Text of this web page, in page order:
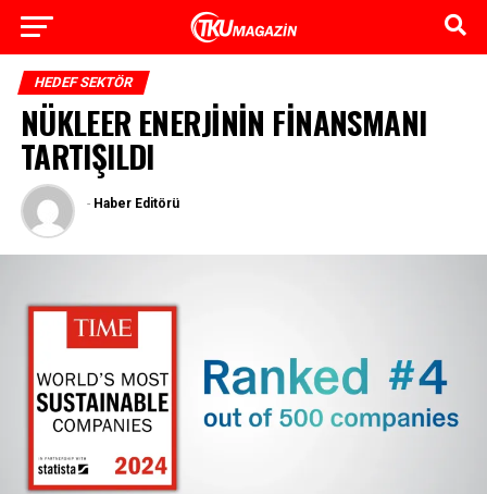
HEDEF SEKTÖR
NÜKLEER ENERJİNİN FİNANSMANI
TARTIŞILDI
- Haber Editörü